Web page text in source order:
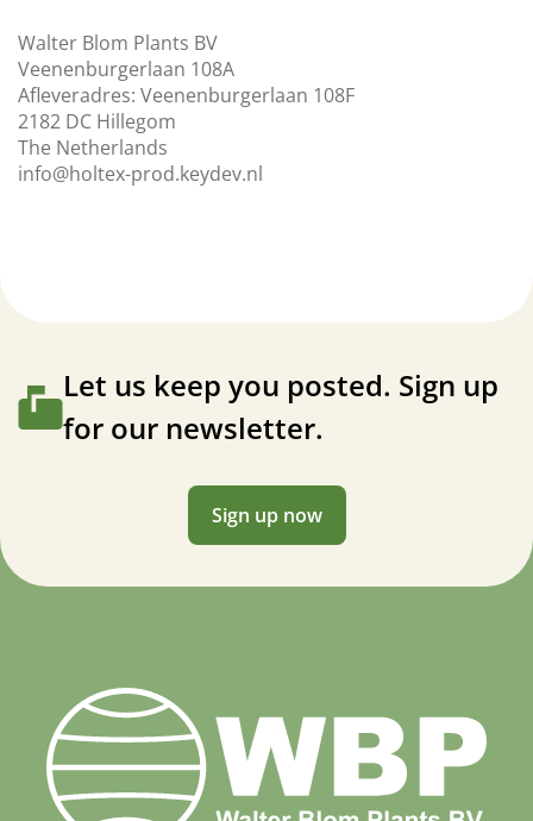
Walter Blom Plants BV
Veenenburgerlaan 108A
Afleveradres: Veenenburgerlaan 108F
2182 DC Hillegom
The Netherlands
info@holtex-prod.keydev.nl
Let us keep you posted. Sign up
for our newsletter.
Sign up now